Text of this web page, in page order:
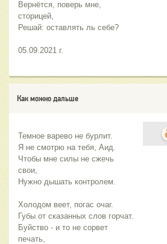
Вернётся, поверь мне,
сторицей,
Решай: оставлять ль себе?
05.09.2021 г.
Как можно дальше
Темное варево не бурлит.
Я не смотрю на тебя, Аид.
Чтобы мне силы не сжечь
свои,
Нужно дышать контролем.
Холодом веет, погас очаг.
Губы от сказанных слов горчат.
Буйство - и то не сорвет
печать,